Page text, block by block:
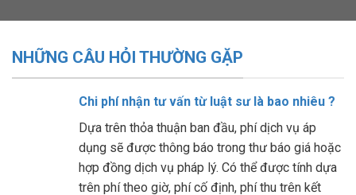
NHỮNG CÂU HỎI THƯỜNG GẶP
Chi phí nhận tư vấn từ luật sư là bao nhiêu ?
Dựa trên thỏa thuận ban đầu, phí dịch vụ áp
dụng sẽ được thông báo trong thư báo giá hoặc
hợp đồng dịch vụ pháp lý. Có thể được tính dựa
trên phí theo giờ, phí cố định, phí thu trên kết